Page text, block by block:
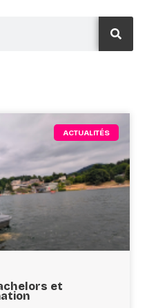
ACTUALITÉS
et